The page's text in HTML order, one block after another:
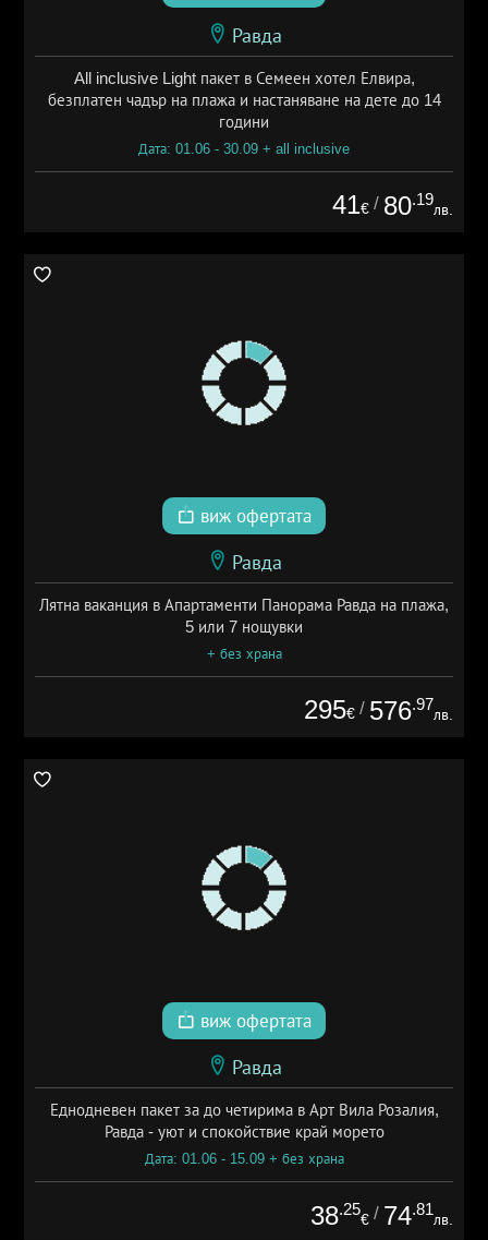
Равда
All inclusive Light пакет в Семеен хотел Елвира,
безплатен чадър на плажа и настаняване на дете до 14
години
Дата: 01.06 - 30.09 + all inclusive
41€ / 80.19
лв.
виж офертата
Равда
Лятна ваканция в Апартаменти Панорама Равда на плажа,
5 или 7 нощувки
+ без храна
295€ / 576.97
лв.
виж офертата
Равда
Еднодневен пакет за до четирима в Арт Вила Розалия,
Равда - уют и спокойствие край морето
Дата: 01.06 - 15.09 + без храна
38.25
€ / 74.81
лв.